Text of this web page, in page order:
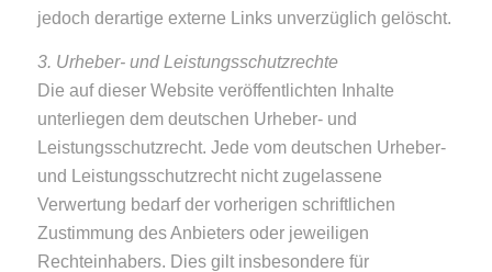
jedoch derartige externe Links unverzüglich gelöscht.
3. Urheber- und Leistungsschutzrechte
Die auf dieser Website veröffentlichten Inhalte
unterliegen dem deutschen Urheber- und
Leistungsschutzrecht. Jede vom deutschen Urheber-
und Leistungsschutzrecht nicht zugelassene
Verwertung bedarf der vorherigen schriftlichen
Zustimmung des Anbieters oder jeweiligen
Rechteinhabers. Dies gilt insbesondere für